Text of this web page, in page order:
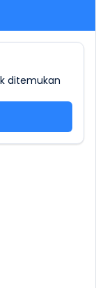
ditemukan